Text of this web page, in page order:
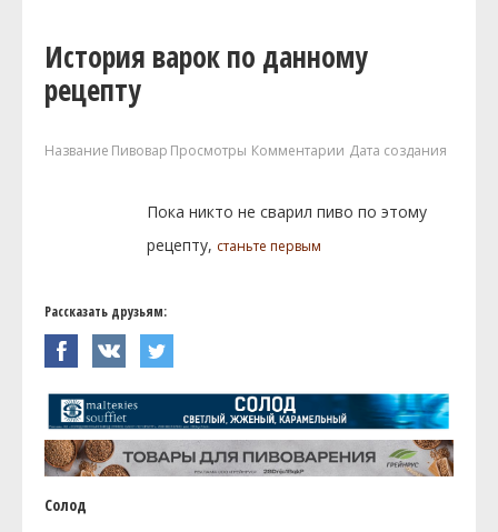
История варок по данному
рецепту
Название Пивовар Просмотры Комментарии Дата создания
Пока никто не сварил пиво по этому
рецепту, станьте первым
Рассказать друзьям:
Солод